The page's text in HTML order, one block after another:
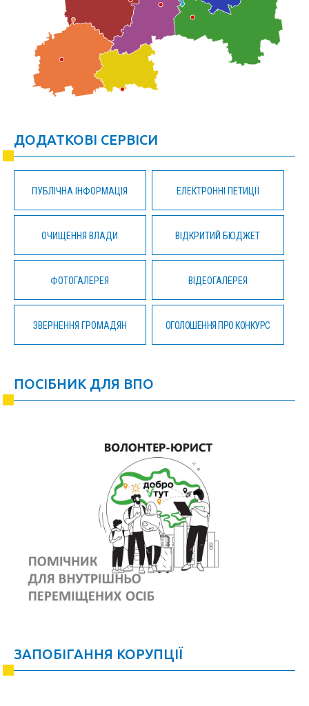
ДОДАТКОВІ СЕРВІСИ
ПУБЛІЧНА ІНФОРМАЦІЯ ЕЛЕКТРОННІ ПЕТИЦІЇ
ОЧИЩЕННЯ ВЛАДИ ВІДКРИТИЙ БЮДЖЕТ
ФОТОГАЛЕРЕЯ ВІДЕОГАЛЕРЕЯ
ЗВЕРНЕННЯ ГРОМАДЯН ОГОЛОШЕННЯ ПРО КОНКУРС
ПОСІБНИК ДЛЯ ВПО
ЗАПОБІГАННЯ КОРУПЦІЇ